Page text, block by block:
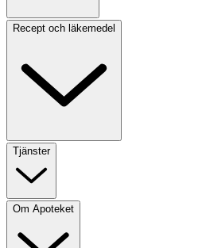
Recept och läkemedel
Tjänster
Om Apoteket